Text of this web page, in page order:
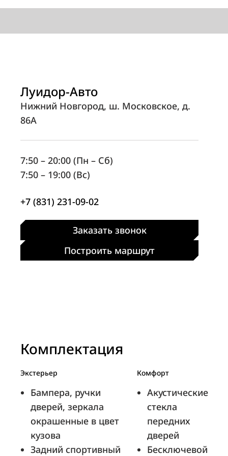
Луидор-Авто
Нижний Новгород, ш. Московское, д.
86А
7:50 – 20:00 (Пн – Сб)
7:50 – 19:00 (Вс)
+7 (831) 231-09-02
Заказать звонок
Построить маршрут
Комплектация
Экстерьер
Бампера, ручки
дверей, зеркала
окрашенные в цвет
кузова
Задний спортивный
Комфорт
Акустические
стекла
передних
дверей
Бесключевой